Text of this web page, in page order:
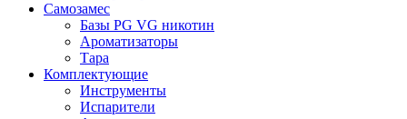
Самозамес
Базы PG VG никотин
Ароматизаторы
Тара
Комплектующие
Инструменты
Испарители